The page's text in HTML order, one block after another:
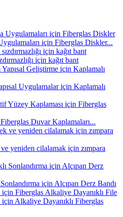
için Fiberglas Diskler...
için kağıt bant
Uygulamalar için Kaplamalı
Duvar Kaplamaları...
yeniden cilalamak için zımpara
için Alçıpan Derz Bandı
Alkaliye Dayanıklı Fiberglas